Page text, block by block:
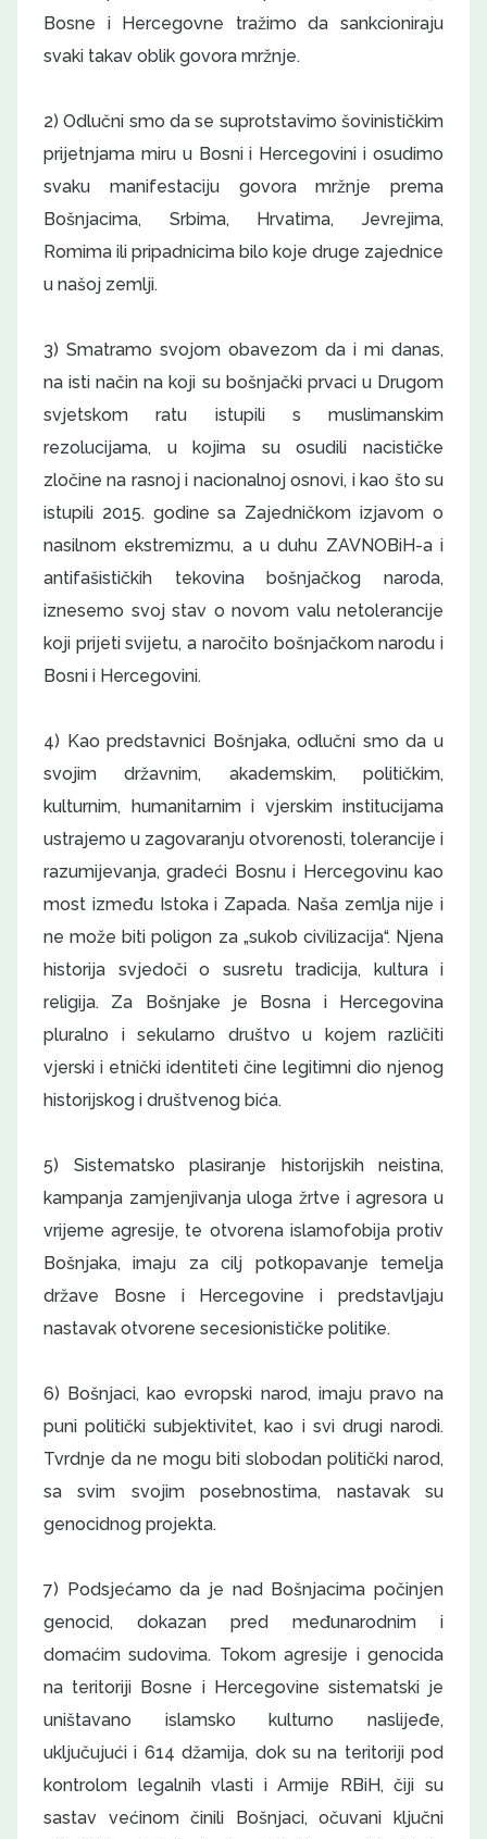
Bosne i Hercegovne tražimo da sankcioniraju
svaki takav oblik govora mržnje.
2) Odlučni smo da se suprotstavimo šovinističkim
prijetnjama miru u Bosni i Hercegovini i osudimo
svaku manifestaciju govora mržnje prema
Bošnjacima, Srbima, Hrvatima, Jevrejima,
Romima ili pripadnicima bilo koje druge zajednice
u našoj zemlji.
3) Smatramo svojom obavezom da i mi danas,
na isti način na koji su bošnjački prvaci u Drugom
svjetskom ratu istupili s muslimanskim
rezolucijama, u kojima su osudili nacističke
zločine na rasnoj i nacionalnoj osnovi, i kao što su
istupili 2015. godine sa Zajedničkom izjavom o
nasilnom ekstremizmu, a u duhu ZAVNOBiH-a i
antifašističkih tekovina bošnjačkog naroda,
iznesemo svoj stav o novom valu netolerancije
koji prijeti svijetu, a naročito bošnjačkom narodu i
Bosni i Hercegovini.
4) Kao predstavnici Bošnjaka, odlučni smo da u
svojim državnim, akademskim, političkim,
kulturnim, humanitarnim i vjerskim institucijama
ustrajemo u zagovaranju otvorenosti, tolerancije i
razumijevanja, gradeći Bosnu i Hercegovinu kao
most između Istoka i Zapada. Naša zemlja nije i
ne može biti poligon za „sukob civilizacija“. Njena
historija svjedoči o susretu tradicija, kultura i
religija. Za Bošnjake je Bosna i Hercegovina
pluralno i sekularno društvo u kojem različiti
vjerski i etnički identiteti čine legitimni dio njenog
historijskog i društvenog bića.
5) Sistematsko plasiranje historijskih neistina,
kampanja zamjenjivanja uloga žrtve i agresora u
vrijeme agresije, te otvorena islamofobija protiv
Bošnjaka, imaju za cilj potkopavanje temelja
države Bosne i Hercegovine i predstavljaju
nastavak otvorene secesionističke politike.
6) Bošnjaci, kao evropski narod, imaju pravo na
puni politički subjektivitet, kao i svi drugi narodi.
Tvrdnje da ne mogu biti slobodan politički narod,
sa svim svojim posebnostima, nastavak su
genocidnog projekta.
7) Podsjećamo da je nad Bošnjacima počinjen
genocid, dokazan pred međunarodnim i
domaćim sudovima. Tokom agresije i genocida
na teritoriji Bosne i Hercegovine sistematski je
uništavano islamsko kulturno naslijeđe,
uključujući i 614 džamija, dok su na teritoriji pod
kontrolom legalnih vlasti i Armije RBiH, čiji su
sastav većinom činili Bošnjaci, očuvani ključni